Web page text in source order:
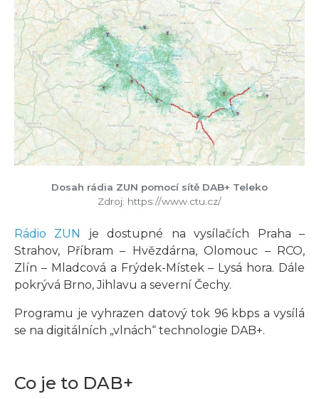
Dosah rádia ZUN pomocí sítě DAB+ Teleko
Zdroj: https://www.ctu.cz/
Rádio ZUN
je dostupné na vysílačích Praha –
Strahov, Příbram – Hvězdárna, Olomouc – RCO,
Zlín – Mladcová a Frýdek-Místek – Lysá hora. Dále
pokrývá Brno, Jihlavu a severní Čechy.
Programu je vyhrazen datový tok 96 kbps a vysílá
se na digitálních „vlnách“ technologie DAB+.
Co je to DAB+